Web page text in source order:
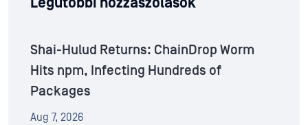
Shai-Hulud Returns: ChainDrop Worm
Hits npm, Infecting Hundreds of
Packages
Aug 7, 2026